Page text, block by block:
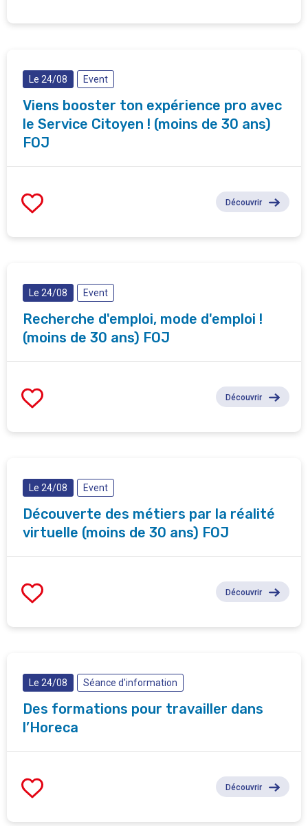
Le 24/08 Event
Viens booster ton expérience pro avec
le Service Citoyen ! (moins de 30 ans)
FOJ
Découvrir
Le 24/08 Event
Recherche d'emploi, mode d'emploi !
(moins de 30 ans) FOJ
Découvrir
Le 24/08 Event
Découverte des métiers par la réalité
virtuelle (moins de 30 ans) FOJ
Découvrir
Le 24/08 Séance d'information
Des formations pour travailler dans
l’Horeca
Découvrir